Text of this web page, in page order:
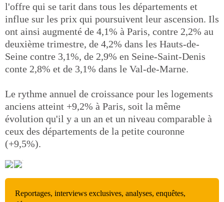
l'offre qui se tarit dans tous les départements et
influe sur les prix qui poursuivent leur ascension. Ils
ont ainsi augmenté de 4,1% à Paris, contre 2,2% au
deuxième trimestre, de 4,2% dans les Hauts-de-
Seine contre 3,1%, de 2,9% en Seine-Saint-Denis
conte 2,8% et de 3,1% dans le Val-de-Marne.
Le rythme annuel de croissance pour les logements
anciens atteint +9,2% à Paris, soit la même
évolution qu'il y a un an et un niveau comparable à
ceux des départements de la petite couronne
(+9,5%).
Reportages, interviews exclusives, analyses, enquêtes,